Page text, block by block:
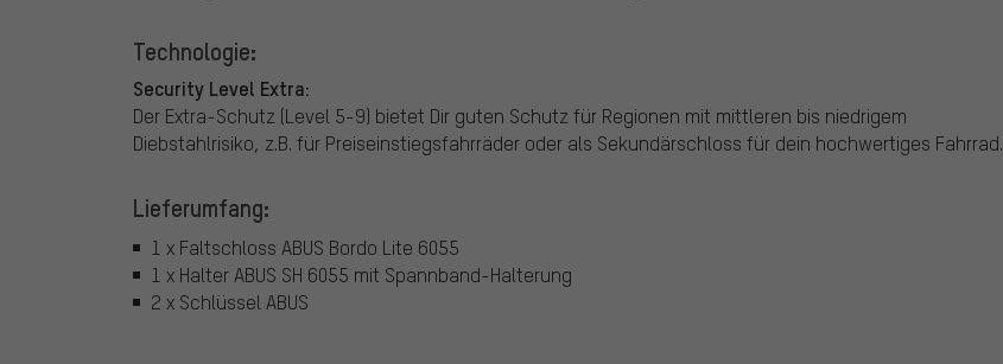
Technologie:
Security Level Extra:
Der Extra-Schutz (Level 5-9) bietet Dir guten Schutz für Regionen mit mittleren bis niedrigem
Diebstahlrisiko, z.B. für Preiseinstiegsfahrräder oder als Sekundärschloss für dein hochwertiges Fahrrad.
Lieferumfang:
1 x Faltschloss ABUS Bordo Lite 6055
1 x Halter ABUS SH 6055 mit Spannband-Halterung
2 x Schlüssel ABUS